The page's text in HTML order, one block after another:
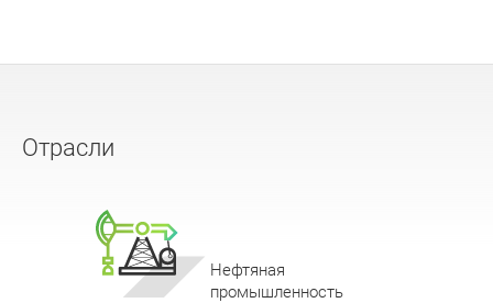
Отрасли
Нефтяная
промышленность